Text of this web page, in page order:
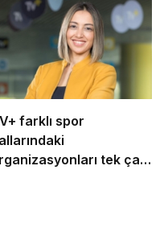
farklı spor
tek çatı